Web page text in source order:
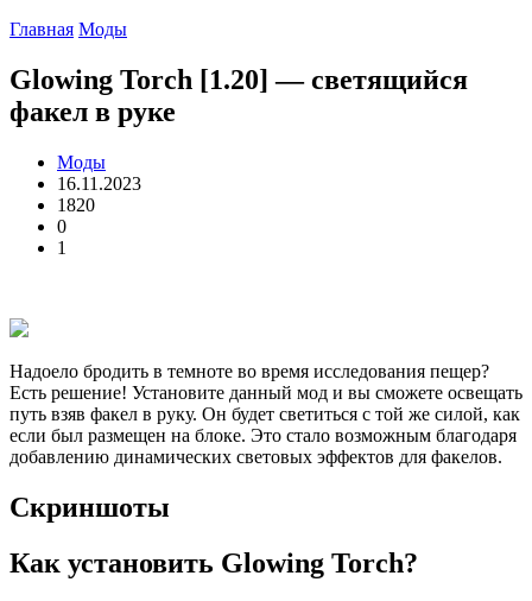
Главная Моды
Glowing Torch [1.20] — светящийся
факел в руке
Моды
16.11.2023
1820
0
1
Надоело бродить в темноте во время исследования пещер?
Есть решение! Установите данный мод и вы сможете освещать
путь взяв факел в руку. Он будет светиться с той же силой, как
если был размещен на блоке. Это стало возможным благодаря
добавлению динамических световых эффектов для факелов.
Скриншоты
Как установить Glowing Torch?